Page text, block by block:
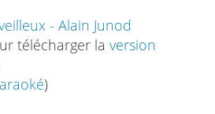
- Alain Junod
télécharger la version
)